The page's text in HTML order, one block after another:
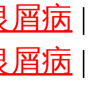
屑病 |
屑病 |